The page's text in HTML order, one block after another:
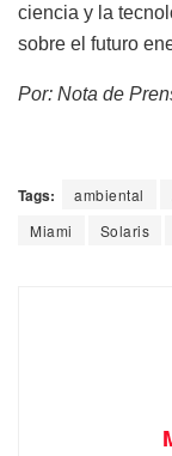
ciencia y la
sobre el futuro
Por: Nota de
Tags: ambiental
Miami
Solaris